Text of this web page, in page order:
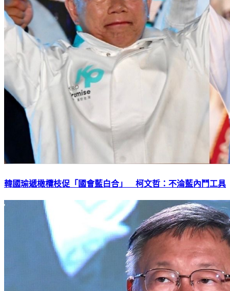
韓國瑜遞橄欖枝促「國會藍白合」 柯文哲：不淪藍內鬥工具